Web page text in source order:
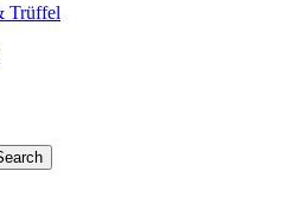
Trüffel